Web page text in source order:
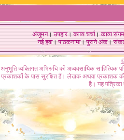
अंजुमन।उपहार।काव्य चर्चा।काव्य संगम
नई हवा। पाठकनामा। पुराने अंक।
अनुभूति व्यक्तिगत अभिरुचि की अव्यवसायिक
प्रकाशकों के पास सुरक्षित हैं। लेखक अथवा प्रकाशक की
है। यह पत्रिका